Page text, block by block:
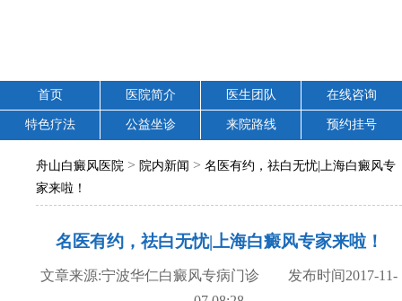
首页 医院简介 医生团队 在线咨询
特色疗法 公益坐诊 来院路线 预约挂号
舟山白癜风医院 > 院内新闻 > 名医有约，祛白无忧|上海白癜风专
家来啦！
名医有约，祛白无忧|上海白癜风专家来啦！
文章来源:宁波华仁白癜风专病门诊 发布时间2017-11-